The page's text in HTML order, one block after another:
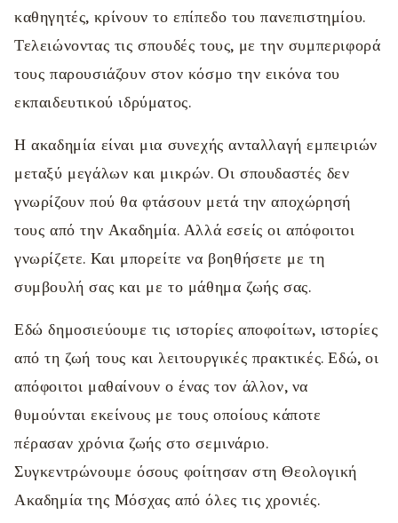
καθηγητές, κρίνουν το επίπεδο του πανεπιστημίου.
Τελειώνοντας τις σπουδές τους, με την συμπεριφορά
τους παρουσιάζουν στον κόσμο την εικόνα του
εκπαιδευτικού ιδρύματος.
Η ακαδημία είναι μια συνεχής ανταλλαγή εμπειριών
μεταξύ μεγάλων και μικρών. Οι σπουδαστές δεν
γνωρίζουν πού θα φτάσουν μετά την αποχώρησή
τους από την Ακαδημία. Αλλά εσείς οι απόφοιτοι
γνωρίζετε. Και μπορείτε να βοηθήσετε με τη
συμβουλή σας και με το μάθημα ζωής σας.
Εδώ δημοσιεύουμε τις ιστορίες αποφοίτων, ιστορίες
από τη ζωή τους και λειτουργικές πρακτικές. Εδώ, οι
απόφοιτοι μαθαίνουν ο ένας τον άλλον, να
θυμούνται εκείνους με τους οποίους κάποτε
πέρασαν χρόνια ζωής στο σεμινάριο.
Συγκεντρώνουμε όσους φοίτησαν στη Θεολογική
Ακαδημία της Μόσχας από όλες τις χρονιές.